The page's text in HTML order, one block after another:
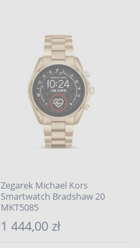
Zegarek Michael Kors
Smartwatch Bradshaw 20
MKT5085
1 444,00 zł